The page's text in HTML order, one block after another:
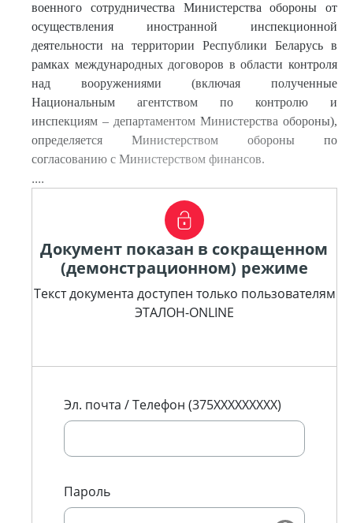
военного сотрудничества Министерства обороны от
осуществления иностранной инспекционной
деятельности на территории Республики Беларусь в
рамках международных договоров в области контроля
над вооружениями (включая полученные
Национальным агентством по контролю и
инспекциям – департаментом Министерства обороны),
определяется Министерством обороны по
согласованию с Министерством финансов.
....
Документ показан в сокращенном
(демонстрационном) режиме
Текст документа доступен только пользователям
ЭТАЛОН-ONLINE
Эл. почта / Телефон (375XXXXXXXXX)
Пароль